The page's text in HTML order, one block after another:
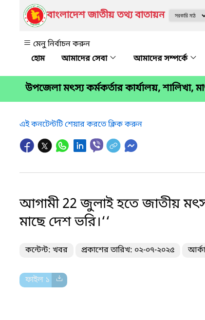
বাংলাদেশ জাতীয় তথ্য বাতায়ন
মেনু নির্বাচন করুন
আমাদের সেবা
আমাদের সম্পর্কে
উপজেলা মৎস্য কর্মকর্তার কার্যালয়, শালিখা,
এই কনটেন্টটি শেয়ার করতে ক্লিক করুন
আগামী 22 জুলাই হতে জাতীয়
মাছে দেশ ভরি।‘‘
কন্টেন্ট: খবর প্রকাশের তারিখ: ০২-০৭-২০২৫
ফাইল ১